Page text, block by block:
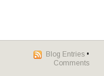
Blog Entries •
Comments